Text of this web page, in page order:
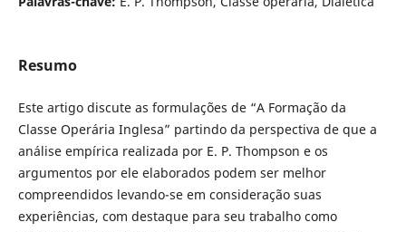
Resumo
Este artigo discute as formulações de “A Formação da
Classe Operária Inglesa” partindo da perspectiva de que a
análise empírica realizada por E. P. Thompson e os
argumentos por ele elaborados podem ser melhor
compreendidos levando-se em consideração suas
experiências, com destaque para seu trabalho como